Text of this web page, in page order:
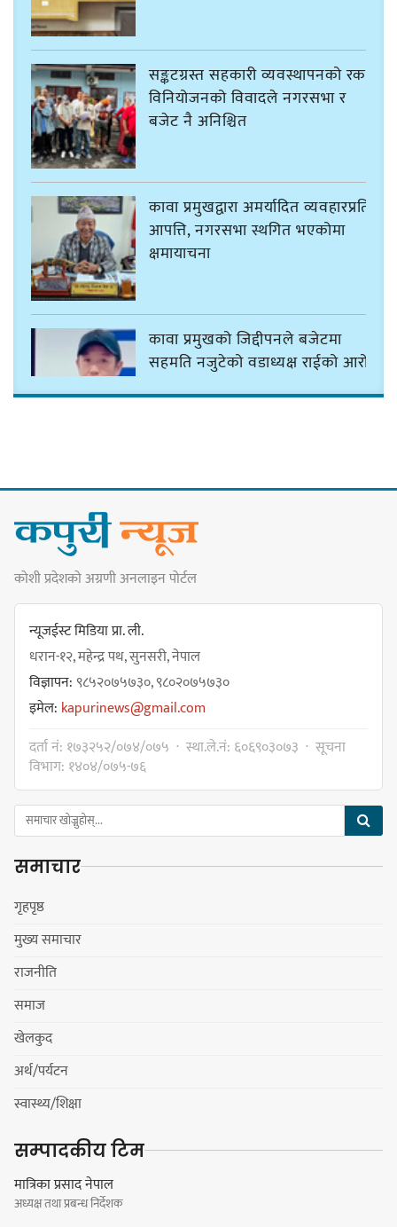
सङ्कटग्रस्त सहकारी व्यवस्थापनको रकम
विनियोजनको विवादले नगरसभा र
बजेट नै अनिश्चित
कावा प्रमुखद्वारा अमर्यादित व्यवहारप्रति
आपत्ति, नगरसभा स्थगित भएकोमा
क्षमायाचना
कावा प्रमुखको जिद्दीपनले बजेटमा
सहमति नजुटेको वडाध्यक्ष राईको आरोप
सन्धिका लागि विशेष समिति गठन गर्न
प्रधानमन्त्रीसँग आग्रह : कुमार लिङ्देन
कार्यवाहक प्रमुख बेघालाई अश्लील शब्द
नगरसभा रोकियो
प्रदेश अधिकार विहीन भएकोले सरकार
फेरबदल गर्न दलहरूलाई अस्थिरताको
सङ्खुवासभामा सिलिचोङ स्वास्थ्य
कोशी प्रदेशको अग्रणी अनलाइन पोर्टल
न्यूजईस्ट मिडिया प्रा. ली.
धरान-१२, महेन्द्र पथ, सुनसरी, नेपाल
विज्ञापन:९८५२०७५७३०, ९८०२०७५७३०
इमेल: kapurinews@gmail.com
दर्ता नं: १७३२५२/०७४/०७५ · स्था.ले.नं: ६०६९०३०७३ · सूचना
विभाग: १४०४/०७५-७६
समाचार
गृहपृष्ठ
मुख्य समाचार
राजनीति
समाज
खेलकुद
अर्थ/पर्यटन
स्वास्थ्य/शिक्षा
सम्पादकीय टिम
मात्रिका प्रसाद नेपाल
अध्यक्ष तथा प्रबन्ध निर्देशक